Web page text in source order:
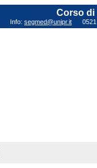
Corso di
Info: segmed@unipr.it